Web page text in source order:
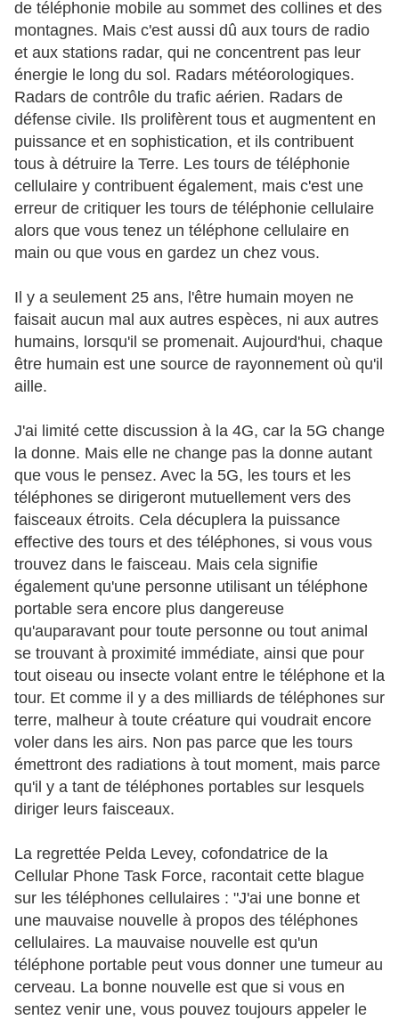
de téléphonie mobile au sommet des collines et des
montagnes. Mais c'est aussi dû aux tours de radio
et aux stations radar, qui ne concentrent pas leur
énergie le long du sol. Radars météorologiques.
Radars de contrôle du trafic aérien. Radars de
défense civile. Ils prolifèrent tous et augmentent en
puissance et en sophistication, et ils contribuent
tous à détruire la Terre. Les tours de téléphonie
cellulaire y contribuent également, mais c'est une
erreur de critiquer les tours de téléphonie cellulaire
alors que vous tenez un téléphone cellulaire en
main ou que vous en gardez un chez vous.
Il y a seulement 25 ans, l'être humain moyen ne
faisait aucun mal aux autres espèces, ni aux autres
humains, lorsqu'il se promenait. Aujourd'hui, chaque
être humain est une source de rayonnement où qu'il
aille.
J'ai limité cette discussion à la 4G, car la 5G change
la donne. Mais elle ne change pas la donne autant
que vous le pensez. Avec la 5G, les tours et les
téléphones se dirigeront mutuellement vers des
faisceaux étroits. Cela décuplera la puissance
effective des tours et des téléphones, si vous vous
trouvez dans le faisceau. Mais cela signifie
également qu'une personne utilisant un téléphone
portable sera encore plus dangereuse
qu'auparavant pour toute personne ou tout animal
se trouvant à proximité immédiate, ainsi que pour
tout oiseau ou insecte volant entre le téléphone et la
tour. Et comme il y a des milliards de téléphones sur
terre, malheur à toute créature qui voudrait encore
voler dans les airs. Non pas parce que les tours
émettront des radiations à tout moment, mais parce
qu'il y a tant de téléphones portables sur lesquels
diriger leurs faisceaux.
La regrettée Pelda Levey, cofondatrice de la
Cellular Phone Task Force, racontait cette blague
sur les téléphones cellulaires : "J'ai une bonne et
une mauvaise nouvelle à propos des téléphones
cellulaires. La mauvaise nouvelle est qu'un
téléphone portable peut vous donner une tumeur au
cerveau. La bonne nouvelle est que si vous en
sentez venir une, vous pouvez toujours appeler le